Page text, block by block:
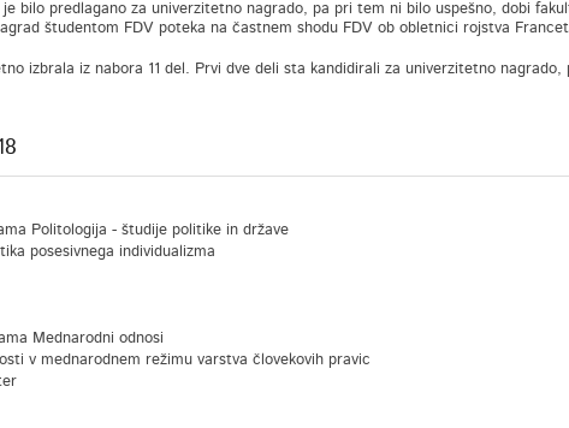
bilo predlagano za univerzitetno nagrado, pa pri tem ni bilo uspešno, dobi
študentom FDV poteka na častnem shodu FDV ob obletnici rojstva
izbrala iz nabora 11 del. Prvi dve deli sta kandidirali za univerzitetno
Politologija - študije politike in države
posesivnega individualizma
Mednarodni odnosi
v mednarodnem režimu varstva človekovih pravic